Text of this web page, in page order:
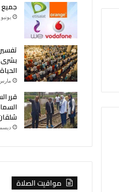
يونيو 11, 2023
بشرى
الحياة
مارس 26,
قرر
ديسمبر 8,
مواقيت الصلاة